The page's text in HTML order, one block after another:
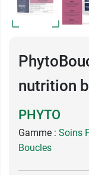
nutrition
PHYTO
Gamme : Soins
Boucles